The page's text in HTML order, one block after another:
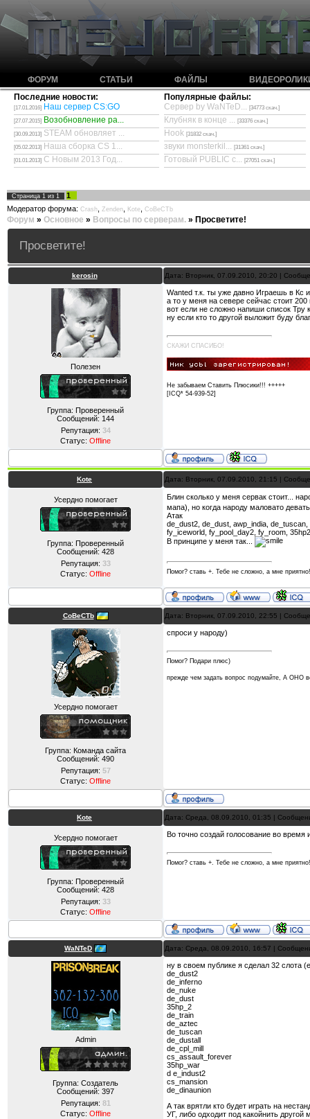
ФОРУМ СТАТЬИ ФАЙЛЫ
Последние новости:
[17.01.2016] Наш сервер CS:GO
[27.07.2015] Возобновление ра...
[30.09.2013] STEAM обновляет ...
[05.02.2013] Наша сборка CS 1...
[01.01.2013] С Новым 2013 Год...
Популярные файлы:
Сервер by WaNTeD... [34773 скач.]
Клубняк в конце ... [33376 скач.]
Hook [31832 скач.]
звуки monsterkil... [31361 скач.]
Готовый PUBLIC с... [27051 скач.]
Страница 1 из 1
1
Модератор форума: Crash Zenden Kote CoBeCTb
Форум » Основное » Вопросы по серверам. » Просветите!
Просветите!
kerosin Дата: Вторник, 07.09.2010, 20:20 |
Полезен
Группа: Проверенный
Сообщений: 144
Репутация: 34
Статус: Offline
Wanted т.к. ты уже давно Играешь в Кс
а то у меня на севере сейчас стоит
вот если не сложно напиши список Тру
ну если кто то другой выложит буду
СКАЖИ СПАСИБО!
Не забываем Ставить Плюсики!!! +++++
[ICQ* 54-939-52]
Kote Дата: Вторник, 07.09.2010, 21:15 |
Усердно помогает
Группа: Проверенный
Сообщений: 428
Репутация: 33
Статус: Offline
Блин сколько у меня сервак стоит...
мапа), но когда народу маловато
Атак
de_dust2, de_dust, awp_india,
fy_iceworld, fy_pool_day2, fy_room,
В принципе у меня так...
Помог? ставь +. Тебе не сложно, а мне приятно!
CoBeCTb Дата: Вторник, 07.09.2010, 22:55 |
Усердно помогает
Группа: Команда сайта
Сообщений: 490
Репутация: 57
Статус: Offline
спроси у народу)
Помог? Подари плюс)
прежде чем задать вопрос подумайте, А
Kote Дата: Среда, 08.09.2010, 01:35 |
Усердно помогает
Группа: Проверенный
Сообщений: 428
Репутация: 33
Статус: Offline
Во точно создай голосование во время
Помог? ставь +. Тебе не сложно, а мне приятно!
WaNTeD Дата: Среда, 08.09.2010, 16:57 |
Admin
Группа: Создатель
Сообщений: 397
Репутация: 81
Статус: Offline
ну в своем публике я сделал 32
de_dust2
de_inferno
de_nuke
de_dust
35hp_2
de_train
de_aztec
de_tuscan
de_dustall
de_cpl_mill
cs_assault_forever
35hp_war
d e_indust2
cs_mansion
de_dinaunion
А так врятли кто будет играть на
УГ, либо одходит под какойнить